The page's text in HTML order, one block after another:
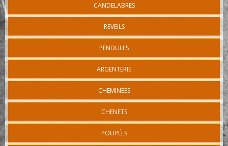
CANDELABRES
REVEILS
PENDULES
ARGENTERIE
CHEMINÉES
CHENETS
POUPÉES